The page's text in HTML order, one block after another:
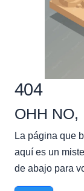
404
OHH NO,
La página que
aquí es un
de abajo para